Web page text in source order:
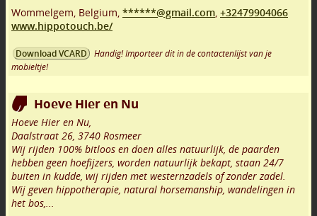
Wommelgem, Belgium, ******@gmail.com, +32479904066
www.hippotouch.be/
Download VCARD
Handig! Importeer dit in de contactenlijst van je
mobieltje!
Hoeve Hier en Nu
Hoeve Hier en Nu,
Daalstraat 26, 3740 Rosmeer
Wij rijden 100% bitloos en doen alles natuurlijk, de paarden
hebben geen hoefijzers, worden natuurlijk bekapt, staan 24/7
buiten in kudde, wij rijden met westernzadels of zonder zadel.
Wij geven hippotherapie, natural horsemanship, wandelingen in
het bos,...